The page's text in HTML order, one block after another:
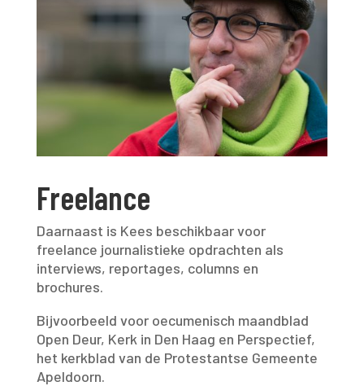
Freelance
Daarnaast is Kees beschikbaar voor
freelance journalistieke opdrachten als
interviews, reportages, columns en
brochures.
Bijvoorbeeld voor oecumenisch maandblad
Open Deur, Kerk in Den Haag en Perspectief,
het kerkblad van de Protestantse Gemeente
Apeldoorn.